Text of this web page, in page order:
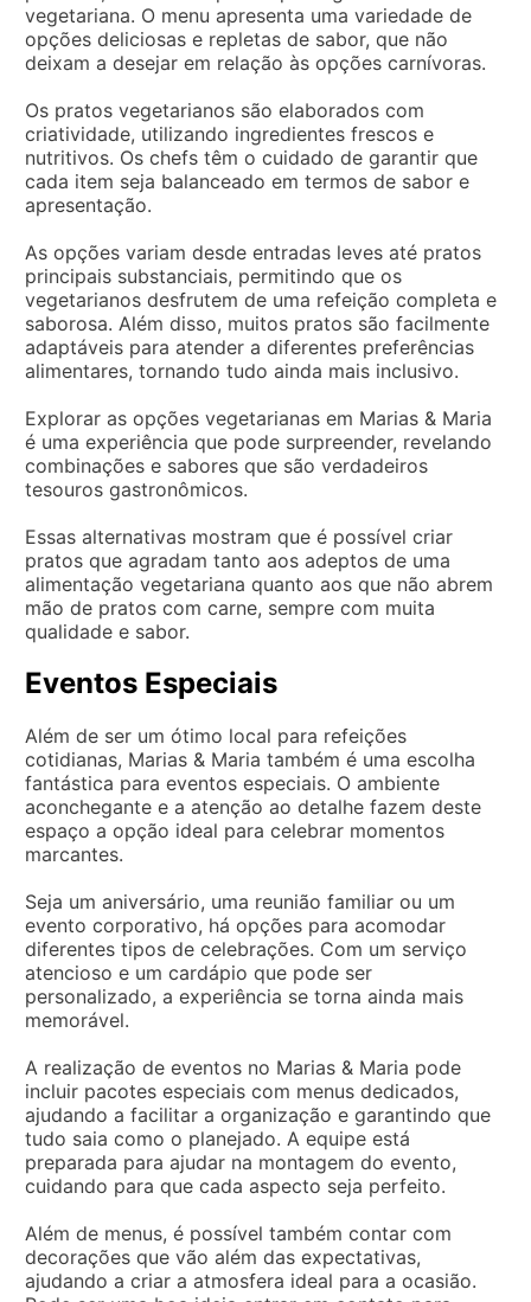
vegetariana. O menu apresenta uma variedade de
opções deliciosas e repletas de sabor, que não
deixam a desejar em relação às opções carnívoras.
Os pratos vegetarianos são elaborados com
criatividade, utilizando ingredientes frescos e
nutritivos. Os chefs têm o cuidado de garantir que
cada item seja balanceado em termos de sabor e
apresentação.
As opções variam desde entradas leves até pratos
principais substanciais, permitindo que os
vegetarianos desfrutem de uma refeição completa e
saborosa. Além disso, muitos pratos são facilmente
adaptáveis para atender a diferentes preferências
alimentares, tornando tudo ainda mais inclusivo.
Explorar as opções vegetarianas em Marias & Maria
é uma experiência que pode surpreender, revelando
combinações e sabores que são verdadeiros
tesouros gastronômicos.
Essas alternativas mostram que é possível criar
pratos que agradam tanto aos adeptos de uma
alimentação vegetariana quanto aos que não abrem
mão de pratos com carne, sempre com muita
qualidade e sabor.
Eventos Especiais
Além de ser um ótimo local para refeições
cotidianas, Marias & Maria também é uma escolha
fantástica para eventos especiais. O ambiente
aconchegante e a atenção ao detalhe fazem deste
espaço a opção ideal para celebrar momentos
marcantes.
Seja um aniversário, uma reunião familiar ou um
evento corporativo, há opções para acomodar
diferentes tipos de celebrações. Com um serviço
atencioso e um cardápio que pode ser
personalizado, a experiência se torna ainda mais
memorável.
A realização de eventos no Marias & Maria pode
incluir pacotes especiais com menus dedicados,
ajudando a facilitar a organização e garantindo que
tudo saia como o planejado. A equipe está
preparada para ajudar na montagem do evento,
cuidando para que cada aspecto seja perfeito.
Além de menus, é possível também contar com
decorações que vão além das expectativas,
ajudando a criar a atmosfera ideal para a ocasião.